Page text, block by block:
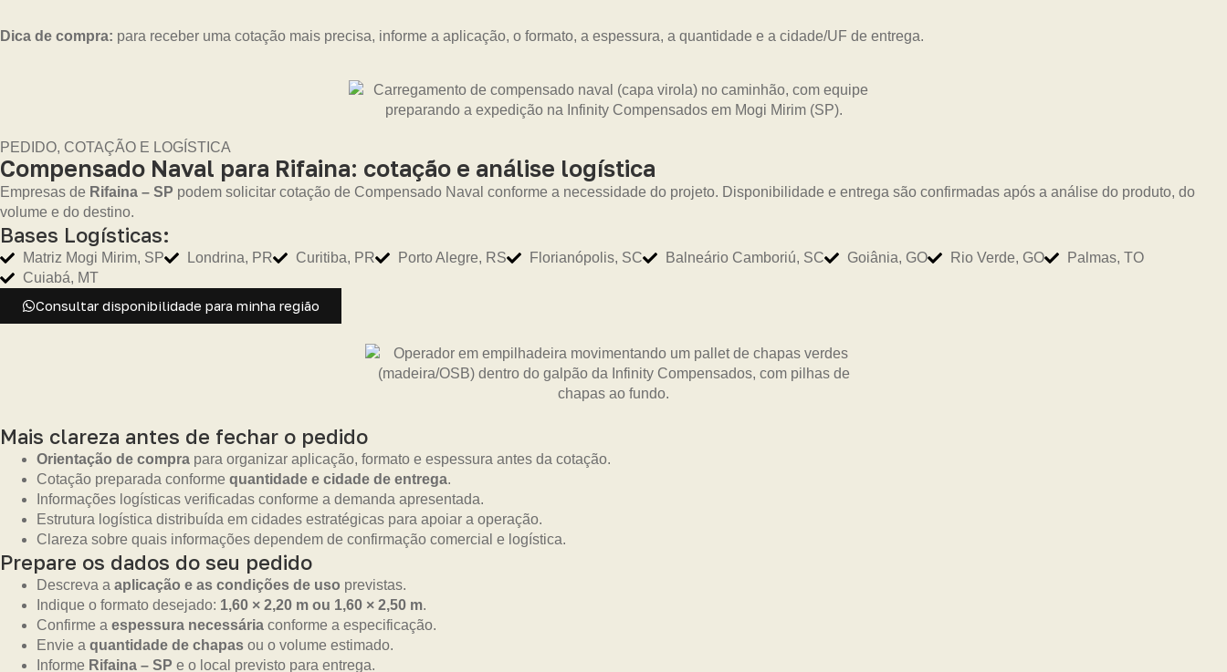
Dica de compra: para receber uma cotação mais precisa, informe a aplicação, o formato, a espessura, a quantidade e a cidade/UF de entrega.
PEDIDO, COTAÇÃO E LOGÍSTICA
Compensado Naval para Rifaina: cotação e análise logística
Empresas de Rifaina – SP podem solicitar cotação de Compensado Naval conforme a necessidade do projeto. Disponibilidade e entrega são confirmadas após a análise do produto, do
volume e do destino.
Bases Logísticas:
Matriz Mogi Mirim, SP Londrina, PR Curitiba, PR Porto Alegre, RS Florianópolis, SC Balneário Camboriú, SC Goiânia, GO Rio Verde, GO
Palmas, TO
Cuiabá, MT
Consultar disponibilidade para minha região
Mais clareza antes de fechar o pedido
Orientação de compra para organizar aplicação, formato e espessura antes da cotação.
Cotação preparada conforme quantidade e cidade de entrega.
Informações logísticas verificadas conforme a demanda apresentada.
Estrutura logística distribuída em cidades estratégicas para apoiar a operação.
Clareza sobre quais informações dependem de confirmação comercial e logística.
Prepare os dados do seu pedido
Descreva a aplicação e as condições de uso previstas.
Indique o formato desejado: 1,60 × 2,20 m ou 1,60 × 2,50 m.
Confirme a espessura necessária conforme a especificação.
Envie a quantidade de chapas ou o volume estimado.
Informe Rifaina – SP e o local previsto para entrega.